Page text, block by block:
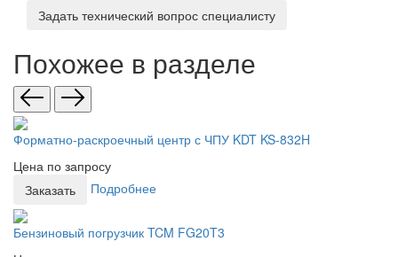
Задать технический вопрос специалисту
Похожее в разделе
Форматно-раскроечный центр с ЧПУ KDT KS-832H
Цена по запросу
Заказать
Подробнее
Бензиновый погрузчик TCM FG20T3